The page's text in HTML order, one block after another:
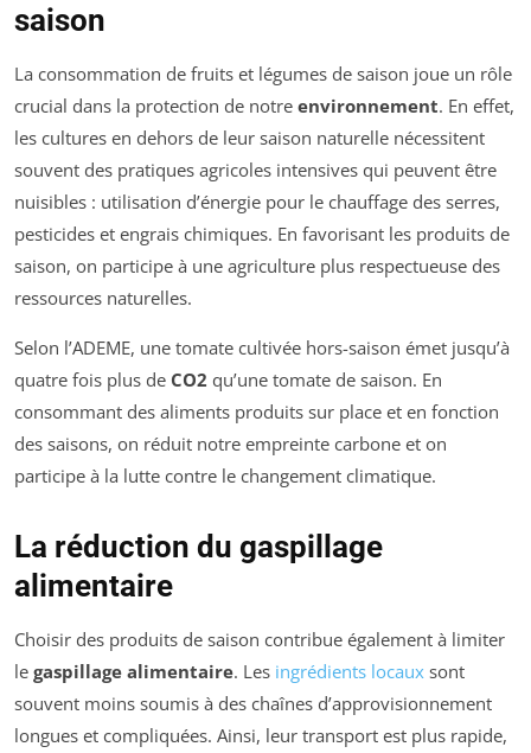
saison
La consommation de fruits et légumes de saison joue un rôle
crucial dans la protection de notre environnement. En effet,
les cultures en dehors de leur saison naturelle nécessitent
souvent des pratiques agricoles intensives qui peuvent être
nuisibles : utilisation d’énergie pour le chauffage des serres,
pesticides et engrais chimiques. En favorisant les produits de
saison, on participe à une agriculture plus respectueuse des
ressources naturelles.
Selon l’ADEME, une tomate cultivée hors-saison émet jusqu’à
quatre fois plus de CO2 qu’une tomate de saison. En
consommant des aliments produits sur place et en fonction
des saisons, on réduit notre empreinte carbone et on
participe à la lutte contre le changement climatique.
La réduction du gaspillage
alimentaire
Choisir des produits de saison contribue également à limiter
le gaspillage alimentaire. Les ingrédients locaux sont
souvent moins soumis à des chaînes d’approvisionnement
longues et compliquées. Ainsi, leur transport est plus rapide,